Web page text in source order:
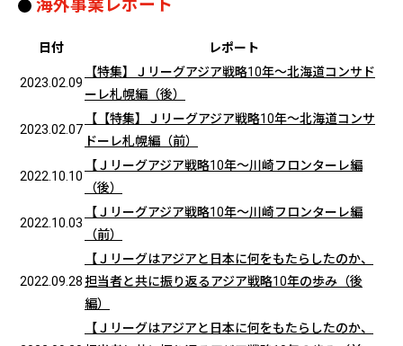
海外事業レポート
日付 レポート
2023.02.09
【特集】Ｊリーグアジア戦略10年～北海道コンサド
ーレ札幌編（後）
2023.02.07
【【特集】Ｊリーグアジア戦略10年～北海道コンサ
ドーレ札幌編（前）
2022.10.10
【Ｊリーグアジア戦略10年～川崎フロンターレ編
（後）
2022.10.03
【Ｊリーグアジア戦略10年～川崎フロンターレ編
（前）
2022.09.28
【Ｊリーグはアジアと日本に何をもたらしたのか、
担当者と共に振り返るアジア戦略10年の歩み（後
編）
【Ｊリーグはアジアと日本に何をもたらしたのか、